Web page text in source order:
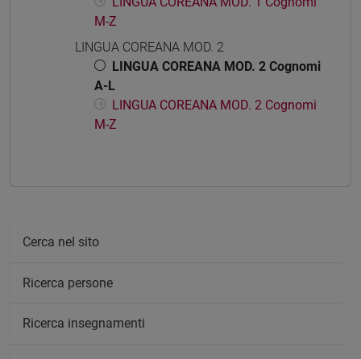
M-Z
LINGUA COREANA MOD. 2
LINGUA COREANA MOD. 2 Cognomi
A-L
LINGUA COREANA MOD. 2 Cognomi
M-Z
Cerca nel sito
Ricerca persone
Ricerca insegnamenti